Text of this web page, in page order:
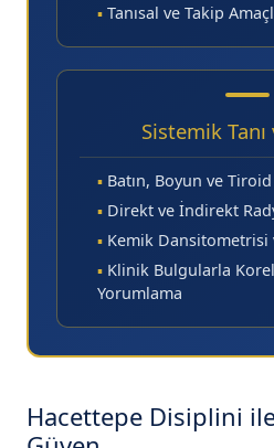
▪ Tanısal ve Takip
Sistemik
▪ Batın, Boyun ve
▪ Direkt ve İndirekt
▪ Kemik Dansitometrisi
▪ Klinik Bulgularla
Yorumlama
Hacettepe Disiplini